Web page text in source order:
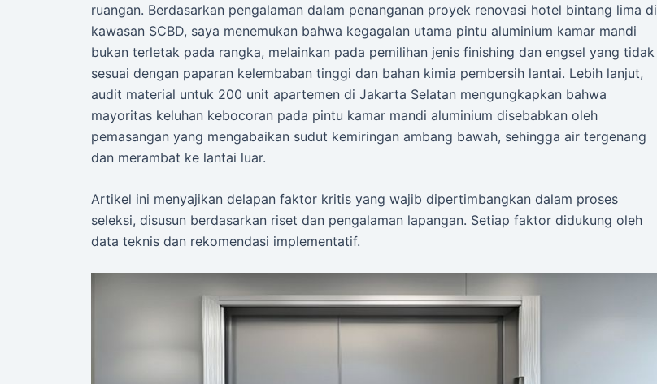
ruangan. Berdasarkan pengalaman dalam penanganan proyek renovasi hotel bintang lima di
kawasan SCBD, saya menemukan bahwa kegagalan utama pintu aluminium kamar mandi
bukan terletak pada rangka, melainkan pada pemilihan jenis finishing dan engsel yang tidak
sesuai dengan paparan kelembaban tinggi dan bahan kimia pembersih lantai. Lebih lanjut,
audit material untuk 200 unit apartemen di Jakarta Selatan mengungkapkan bahwa
mayoritas keluhan kebocoran pada pintu kamar mandi aluminium disebabkan oleh
pemasangan yang mengabaikan sudut kemiringan ambang bawah, sehingga air tergenang
dan merambat ke lantai luar.
Artikel ini menyajikan delapan faktor kritis yang wajib dipertimbangkan dalam proses
seleksi, disusun berdasarkan riset dan pengalaman lapangan. Setiap faktor didukung oleh
data teknis dan rekomendasi implementatif.